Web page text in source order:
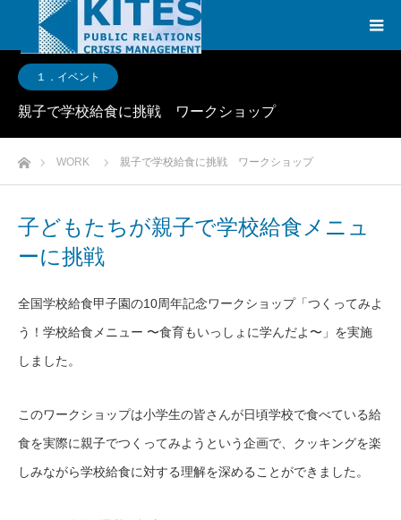
１．イベント
親子で学校給食に挑戦 ワークショップ
ホームWORK 親子で学校給食に挑戦 ワークショップ
子どもたちが親子で学校給食メニュ
ーに挑戦
全国学校給食甲子園の10周年記念ワークショップ「つくってみよ
う！学校給食メニュー 〜食育もいっしょに学んだよ〜」を実施
しました。
このワークショップは小学生の皆さんが日頃学校で食べている給
食を実際に親子でつくってみようという企画で、クッキングを楽
しみながら学校給食に対する理解を深めることができました。